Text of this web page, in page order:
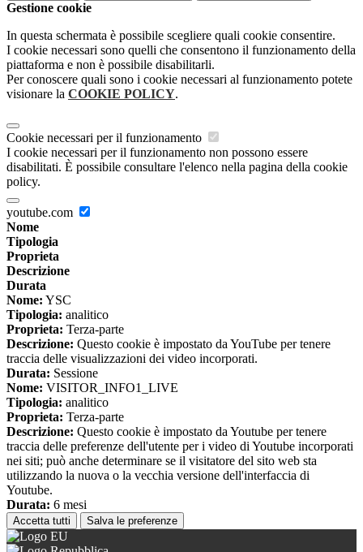
Gestione cookie
In questa schermata è possibile scegliere quali cookie consentire.
I cookie necessari sono quelli che consentono il funzionamento della
piattaforma e non è possibile disabilitarli.
Per conoscere quali sono i cookie necessari al funzionamento potete
visionare la COOKIE POLICY.
Cookie necessari per il funzionamento
I cookie necessari per il funzionamento non possono essere
disabilitati. È possibile consultare l'elenco nella pagina della cookie
policy.
youtube.com
Nome
Tipologia
Proprieta
Descrizione
Durata
Nome: YSC
Tipologia: analitico
Proprieta: Terza-parte
Descrizione: Questo cookie è impostato da YouTube per tenere
traccia delle visualizzazioni dei video incorporati.
Durata: Sessione
Nome: VISITOR_INFO1_LIVE
Tipologia: analitico
Proprieta: Terza-parte
Descrizione: Questo cookie è impostato da Youtube per tenere
traccia delle preferenze dell'utente per i video di Youtube incorporati
nei siti; può anche determinare se il visitatore del sito web sta
utilizzando la nuova o la vecchia versione dell'interfaccia di
Youtube.
Durata: 6 mesi
Accetta tutti Salva le preferenze